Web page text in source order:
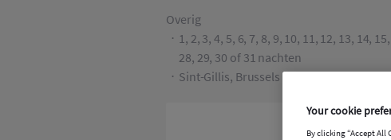
Overig
1, 2, 3, 4, 5, 6, 7, 8, 9, 10, 11, 12, 13, 14,
28, 29, 30 of 31 nachten
Sint-Gillis, Brussels Hoofdstedelijk
Your cookie
By clicking “Accept